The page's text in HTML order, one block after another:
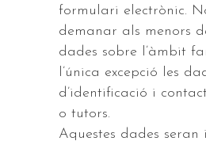
formulari electrònic.
demanar als menors
dades sobre l’àmbit
l’única excepció les
d’identificació i
o tutors.
Aquestes dades seran